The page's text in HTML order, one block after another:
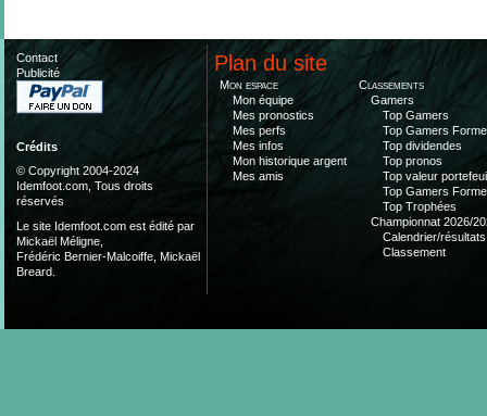
Contact
Publicité
Crédits
© Copyright 2004-2024
Idemfoot.com, Tous droits
réservés
Le site Idemfoot.com est édité par
Mickaël Méligne,
Frédéric Bernier-Malcoiffe, Mickaël
Breard.
Plan du site
Mon espace
Mon équipe
Mes pronostics
Mes perfs
Mes infos
Mon historique argent
Mes amis
Classements
Gamers
Top Gamers
Top Gamers Forme
Top dividendes
Top pronos
Top valeur
Top Gamers Forme
Top Trophées
Championnat 2026/
Calendrier/résultats
Classement